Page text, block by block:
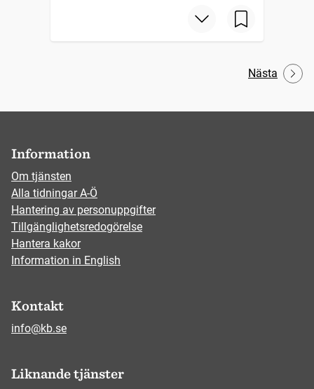
Nästa
Information
Om tjänsten
Alla tidningar A-Ö
Hantering av personuppgifter
Tillgänglighetsredogörelse
Hantera kakor
Information in English
Kontakt
info@kb.se
Liknande tjänster